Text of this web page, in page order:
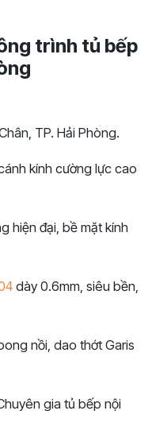
trình tủ bếp
TP. Hải Phòng.
kính cường lực cao
hiện đại, bề mặt kính
dày 0.6mm, siêu bền,
nồi, dao thớt Garis
gia tủ bếp nội